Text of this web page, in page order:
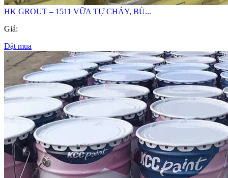
HK GROUT – 1511 VỮA TỰ CHẢY, BÙ...
Giá:
Đặt mua